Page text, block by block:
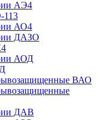
АЭ4
113
АО4
ДАЗО
АОД
ВАО
ДАВ